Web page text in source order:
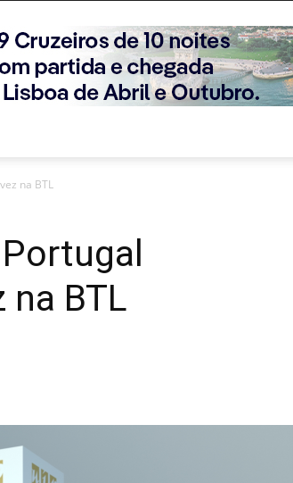
na BTL
na BTL